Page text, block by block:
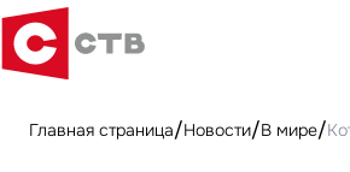
Главная страница Новости В мире